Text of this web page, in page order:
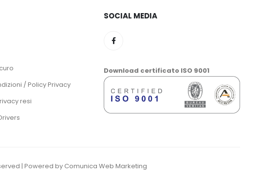
/ Policy Privacy
resi
SOCIAL MEDIA
Download certificato ISO 9001
| Powered by Comunica Web Marketing